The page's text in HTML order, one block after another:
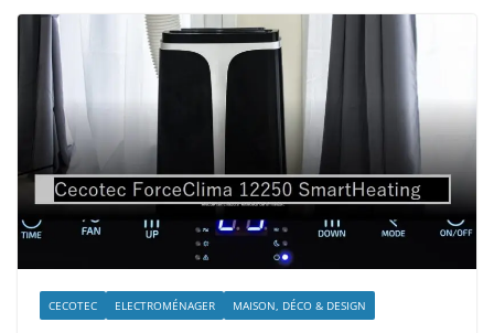
CECOTEC ELECTROMÉNAGER MAISON, DÉCO & DESIGN